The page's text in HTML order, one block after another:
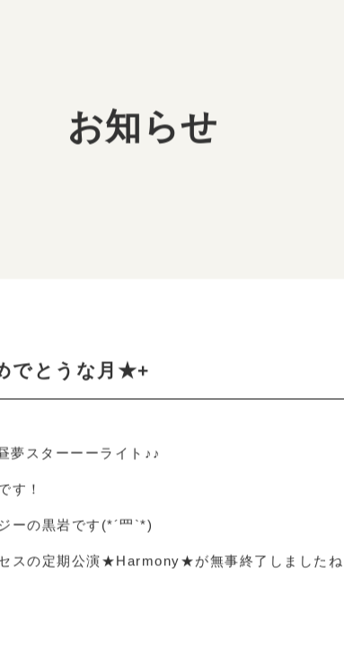
でとうな月★+
夢スターーーライト♪♪
す！
ーの黒岩です(*´罒`*)